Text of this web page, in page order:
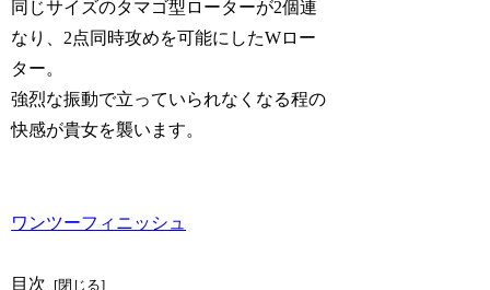
同じサイズのタマゴ型ローターが2個連
なり、2点同時攻めを可能にしたWロー
ター。
強烈な振動で立っていられなくなる程の
快感が貴女を襲います。
ワンツーフィニッシュ
目次